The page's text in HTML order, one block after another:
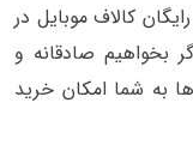
کالاف موبایل در
بخواهیم صادقانه و
به شما امکان خرید